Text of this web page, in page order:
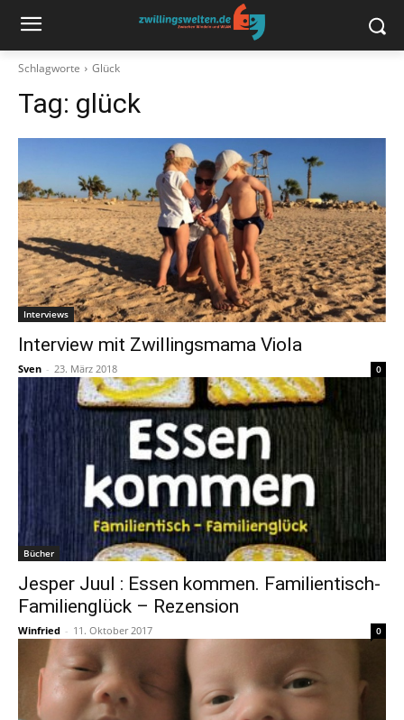
Schlagworte Glück
Tag: glück
Interviews
Interview mit Zwillingsmama Viola
Sven - 23. März 2018 0
Bücher
Jesper Juul : Essen kommen. Familientisch-
Familienglück – Rezension
Winfried - 11. Oktober 2017 0